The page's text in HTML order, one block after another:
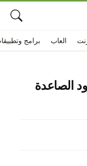
العاب برامج
الصاعدة